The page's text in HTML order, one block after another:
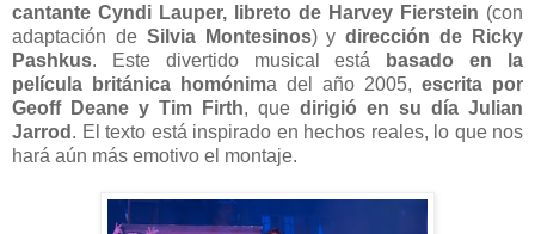
cantante Cyndi Lauper, libreto de Harvey Fierstein (con
adaptación de Silvia Montesinos) ydirección de Ricky
Pashkus. Este divertido musical está
basado en la
película británica homónima del año 2005, escrita por
Geoff Deane y Tim Firth, que dirigió en su día Julian
Jarrod . El texto está inspirado en hechos reales, lo que nos
hará aún más emotivo el montaje.